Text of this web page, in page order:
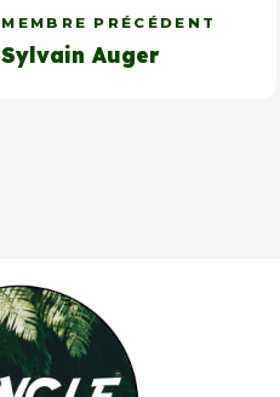
MEMBRE PRÉCÉDENT
Sylvain Auger